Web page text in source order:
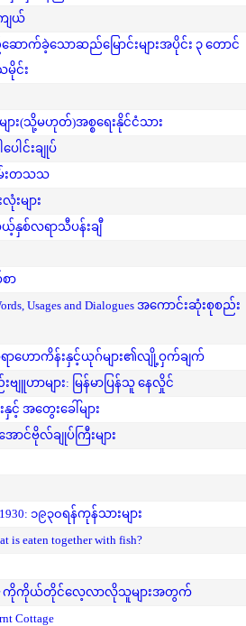
ျယ်
ောက်ခဲ့သောဆည်မြောင်းများအပိုင်း ၃ တောင်
မိုင်း
ျား(သို့မဟုတ်)အစ္စရေးနိုင်ငံသား
ါင်းချုပ်
းတသသ
များ
နှစ်လရာသီပန်းချီ
ာ
Usages and Dialogues အကောင်းဆုံးစုစည်း
ရာဟောကိန်းနှင့်ယုဂ်များ၏လျို့ဝှက်ချက်
ဟာများ: မြန်မာပြန်သူ နေလှိုင်
အတွေးခေါ်များ
ာင်ဗိုလ်ချုပ်ကြီးများ
1930: ၁၉၃၀ရန်ကုန်သားများ
is eaten together with fish?
ကိုကိုယ်တိုင်လေ့လာလိုသူများအတွက်
Cottage